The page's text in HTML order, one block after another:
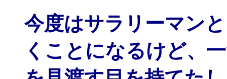
今度はサラリーマン
くことになるけど、